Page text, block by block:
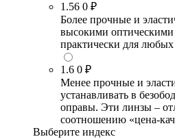
1.56 0 ₽
Более прочные и
высокими
практически для любых
1.6 0 ₽
Менее прочные и
устанавливать в
оправы. Эти линзы –
соотношению «цена-
Выберите индекс